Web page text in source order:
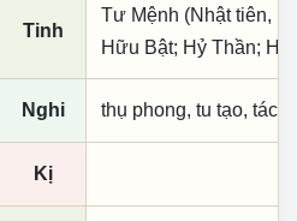
Tinh
Tư Mệnh (Nhật tiên,
Hữu Bật; Hỷ Thần;
Nghi thụ phong, tu tạo, tác
Kị